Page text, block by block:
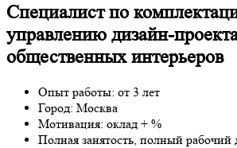
Специалист по
управлению дизайн-
общественных интерьеров
Опыт работы: от 3 лет
Город: Москва
Мотивация: оклад + %
Полная занятость, полный рабочий